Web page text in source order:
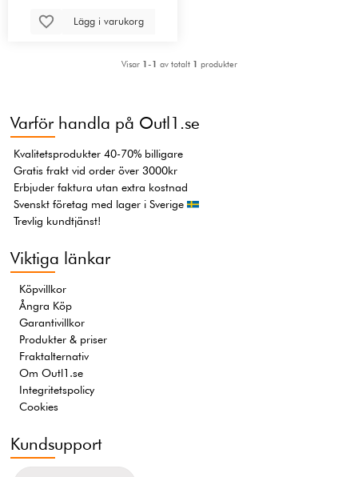
Lägg i varukorg
Visar 1-1 av totalt 1 produkter
Varför handla på Outl1.se
Kvalitetsprodukter 40-70% billigare
Gratis frakt vid order över 3000kr
Erbjuder faktura utan extra kostnad
Svenskt företag med lager i Sverige
Trevlig kundtjänst!
Viktiga länkar
Köpvillkor
Ångra Köp
Garantivillkor
Produkter & priser
Fraktalternativ
Om Outl1.se
Integritetspolicy
Cookies
Kundsupport